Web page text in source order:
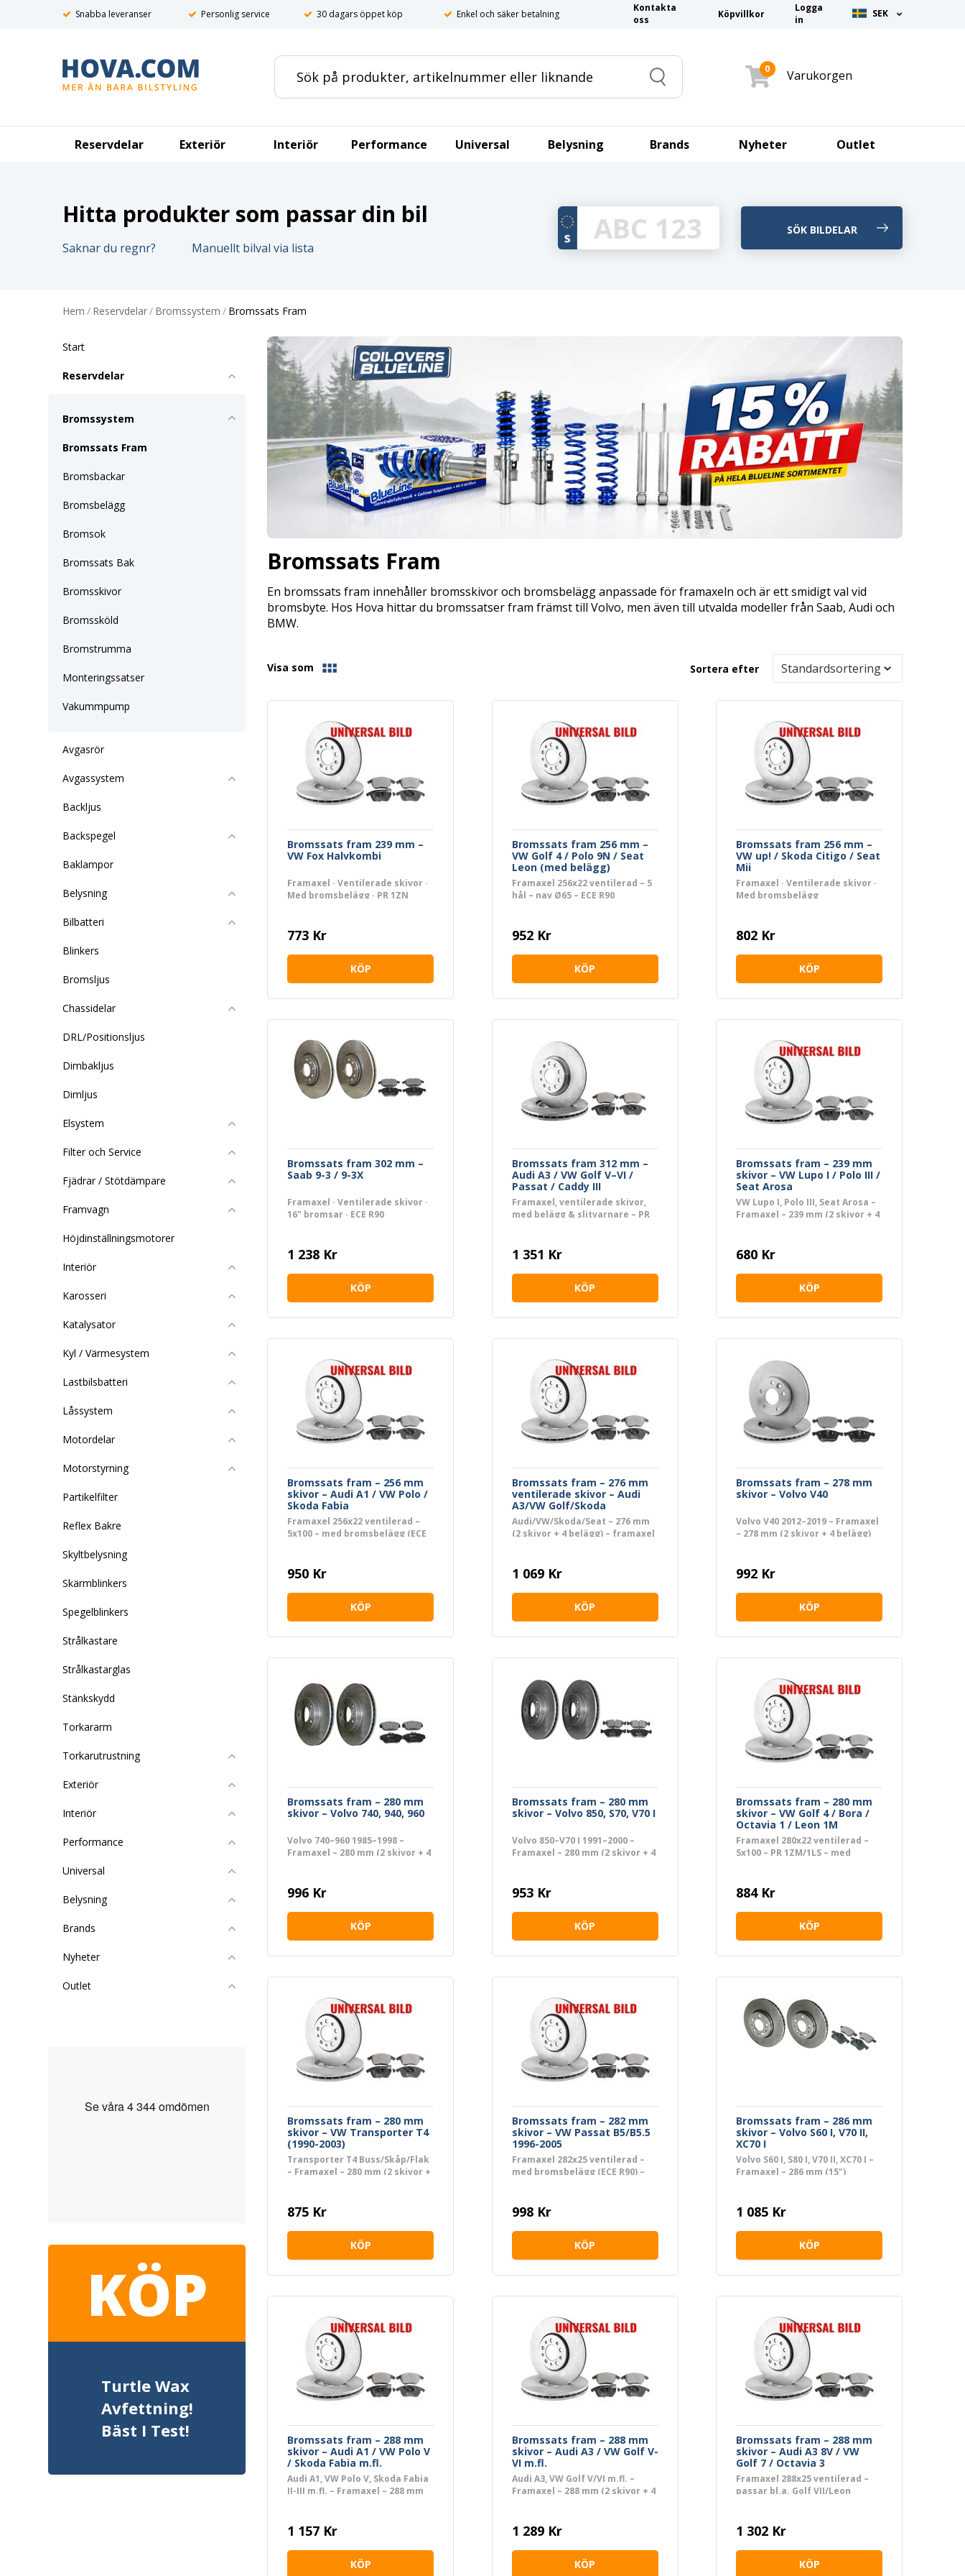
Snabba leveranser Personlig service 30 dagars öppet köp Enkel och säker betalning
Kontakta
oss
Köpvillkor
Logga
in
SEK
Search
0 Varukorgen
Reservdelar Exteriör Interiör Performance Universal Belysning Brands Nyheter Outlet
Hitta produkter som passar din bil
Saknar du regnr? Manuellt bilval via lista
Hem / Reservdelar/ Bromssystem / Bromssats Fram
Start
Reservdelar
Bromssystem
Bromssats Fram
Bromsbackar
Bromsbelägg
Bromsok
Bromssats Bak
Bromsskivor
Bromssköld
Bromstrumma
Monteringssatser
Vakummpump
Avgasrör
Avgassystem
Backljus
Backspegel
Baklampor
Belysning
Bilbatteri
Blinkers
Bromsljus
Chassidelar
DRL/Positionsljus
Dimbakljus
Dimljus
Elsystem
Filter och Service
Fjädrar / Stötdämpare
Framvagn
Höjdinställningsmotorer
Interiör
Karosseri
Katalysator
Kyl / Värmesystem
Lastbilsbatteri
Låssystem
Motordelar
Motorstyrning
Partikelfilter
Reflex Bakre
Skyltbelysning
Skärmblinkers
Spegelblinkers
Strålkastare
Strålkastarglas
Stänkskydd
Torkararm
Torkarutrustning
Exteriör
Interiör
Performance
Universal
Belysning
Brands
Nyheter
Outlet
KÖP
Turtle Wax
Avfettning!
Bäst I Test!
Bromssats Fram
En bromssats fram innehåller bromsskivor och bromsbelägg anpassade för framaxeln och är ett smidigt val vid
bromsbyte. Hos Hova hittar du bromssatser fram främst till Volvo, men även till utvalda modeller från Saab, Audi och
BMW.
Visa som Sortera efter
Bromssats fram 239 mm –
VW Fox Halvkombi
Framaxel · Ventilerade skivor ·
Med bromsbelägg · PR 1ZN
773 Kr
KÖP
Bromssats fram 256 mm –
VW Golf 4 / Polo 9N / Seat
Leon (med belägg)
Framaxel 256x22 ventilerad – 5
hål – nav Ø65 – ECE R90
952 Kr
KÖP
Bromssats fram 256 mm –
VW up! / Skoda Citigo / Seat
Mii
Framaxel · Ventilerade skivor ·
Med bromsbelägg
802 Kr
KÖP
Bromssats fram 302 mm –
Saab 9-3 / 9-3X
Framaxel · Ventilerade skivor ·
16" bromsar · ECE R90
1 238 Kr
KÖP
Bromssats fram 312 mm –
Audi A3 / VW Golf V–VI /
Passat / Caddy III
Framaxel, ventilerade skivor,
med belägg & slitvarnare – PR
1 351 Kr
KÖP
Bromssats fram – 239 mm
skivor – VW Lupo I / Polo III /
Seat Arosa
VW Lupo I, Polo III, Seat Arosa –
Framaxel – 239 mm (2 skivor + 4
680 Kr
KÖP
Bromssats fram – 256 mm
skivor – Audi A1 / VW Polo /
Skoda Fabia
Framaxel 256x22 ventilerad –
5x100 – med bromsbelägg (ECE
950 Kr
KÖP
Bromssats fram – 276 mm
ventilerade skivor – Audi
A3/VW Golf/Skoda
Octavia/Seat Leon
Audi/VW/Skoda/Seat – 276 mm
(2 skivor + 4 belägg) – framaxel
1 069 Kr
KÖP
Bromssats fram – 278 mm
skivor – Volvo V40
Volvo V40 2012–2019 – Framaxel
– 278 mm (2 skivor + 4 belägg)
992 Kr
KÖP
Bromssats fram – 280 mm
skivor – Volvo 740, 940, 960
Volvo 740–960 1985–1998 –
Framaxel – 280 mm (2 skivor + 4
996 Kr
KÖP
Bromssats fram – 280 mm
skivor – Volvo 850, S70, V70 I
Volvo 850–V70 I 1991–2000 –
Framaxel – 280 mm (2 skivor + 4
953 Kr
KÖP
Bromssats fram – 280 mm
skivor – VW Golf 4 / Bora /
Octavia 1 / Leon 1M
Framaxel 280x22 ventilerad –
5x100 – PR 1ZM/1LS – med
884 Kr
KÖP
Bromssats fram – 280 mm
skivor – VW Transporter T4
(1990-2003)
Transporter T4 Buss/Skåp/Flak
– Framaxel – 280 mm (2 skivor +
875 Kr
KÖP
Bromssats fram – 282 mm
skivor – VW Passat B5/B5.5
1996-2005
Framaxel 282x25 ventilerad –
med bromsbelägg (ECE R90) –
998 Kr
KÖP
Bromssats fram – 286 mm
skivor – Volvo S60 I, V70 II,
XC70 I
Volvo S60 I, S80 I, V70 II, XC70 I –
Framaxel – 286 mm (15")
1 085 Kr
KÖP
Bromssats fram – 288 mm
skivor – Audi A1 / VW Polo V
/ Skoda Fabia m.fl.
Audi A1, VW Polo V, Skoda Fabia
II-III m.fl. – Framaxel – 288 mm
1 157 Kr
KÖP
Bromssats fram – 288 mm
skivor – Audi A3 / VW Golf V-
VI m.fl.
Audi A3, VW Golf V/VI m.fl. –
Framaxel – 288 mm (2 skivor + 4
1 289 Kr
KÖP
Bromssats fram – 288 mm
skivor – Audi A3 8V / VW
Golf 7 / Octavia 3
Framaxel 288x25 ventilerad –
passar bl.a. Golf VII/Leon
1 302 Kr
KÖP